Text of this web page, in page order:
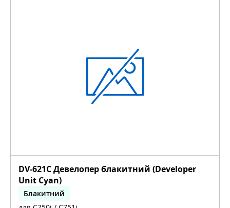
DV-621C Девелопер блакитний (Developer
Unit Cyan)
Блакитний